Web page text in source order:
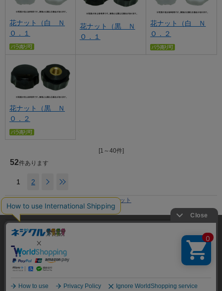
花ナット（白 Ｎ
Ｏ．１
花ナット（黒 Ｎ
Ｏ．１
花ナット（白 Ｎ
Ｏ．２
花ナット（黒 Ｎ
Ｏ．２
[1～40件]
52件あります
1 2
現在の位置
手締めナット
利用規約
プライバシーポリシー
特定商取引法に基づく表示
会社概要
Copyright © Tsuruga CO.,LTD. All Rights Reserved.
当サイトでは利用体験の向上およびコンテンツの最適な提供、ト
ラフィックの分析を目的としてCookieを使用しています。
サイトの閲覧を継続された場合、Cookieの利用に同意したことも
のといたします。
詳細については
承諾する